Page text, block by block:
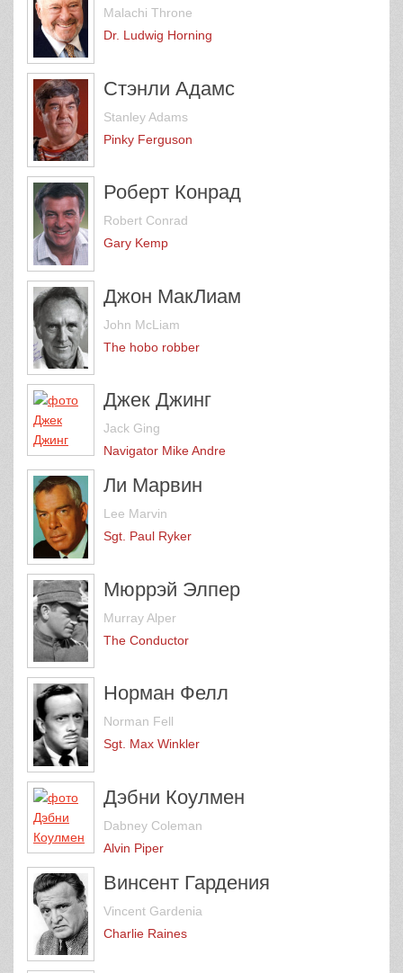
Malachi Throne
Dr. Ludwig Horning
Стэнли Адамс
Stanley Adams
Pinky Ferguson
Роберт Конрад
Robert Conrad
Gary Kemp
Джон МакЛиам
John McLiam
The hobo robber
Джек Джинг
Jack Ging
Navigator Mike Andre
Ли Марвин
Lee Marvin
Sgt. Paul Ryker
Мюррэй Элпер
Murray Alper
The Conductor
Норман Фелл
Norman Fell
Sgt. Max Winkler
Дэбни Коулмен
Dabney Coleman
Alvin Piper
Винсент Гардения
Vincent Gardenia
Charlie Raines